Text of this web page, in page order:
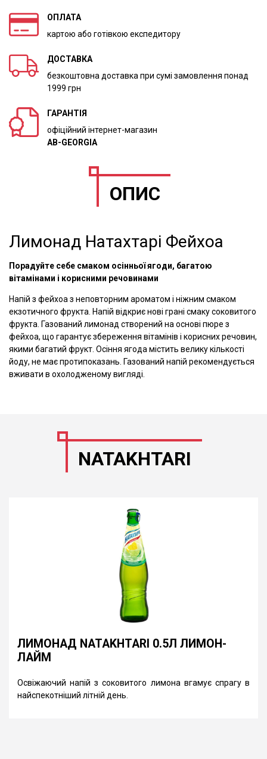
ОПЛАТА
картою або готівкою експедитору
ДОСТАВКА
безкоштовна доставка при сумі замовлення понад
1999 грн
ГАРАНТІЯ
офіційний інтернет-магазин
AB-GEORGIA
ОПИС
Лимонад Натахтарі Фейхоа
Порадуйте себе смаком осінньої ягоди, багатою
вітамінами і корисними речовинами
Напій з фейхоа з неповторним ароматом і ніжним смаком
екзотичного фрукта. Напій відкриє нові грані смаку соковитого
фрукта. Газований лимонад створений на основі пюре з
фейхоа, що гарантує збереження вітамінів і корисних речовин,
якими багатий фрукт. Осіння ягода містить велику кількості
йоду, не має протипоказань. Газований напій рекомендується
вживати в охолодженому вигляді.
NATAKHTARI
ЛИМОНАД NATAKHTARI 0.5Л ЛИМОН-
ЛАЙМ
Освіжаючий напій з соковитого лимона вгамує спрагу в
найспекотніший літній день.